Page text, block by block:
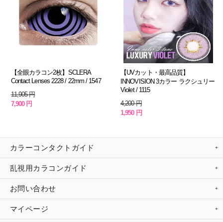
【全眼カラコン2枚】SCLERA
Contact Lenses 2228 / 22mm / 1547
11,905 円
7,900 円
【UVカット・最高品質】
INNOVISION 3カラー ラクシュリー
Violet / 1115
4,200 円
1,950 円
カラーコンタクトガイド
乱視用カラコンガイド
お問い合わせ
マイページ